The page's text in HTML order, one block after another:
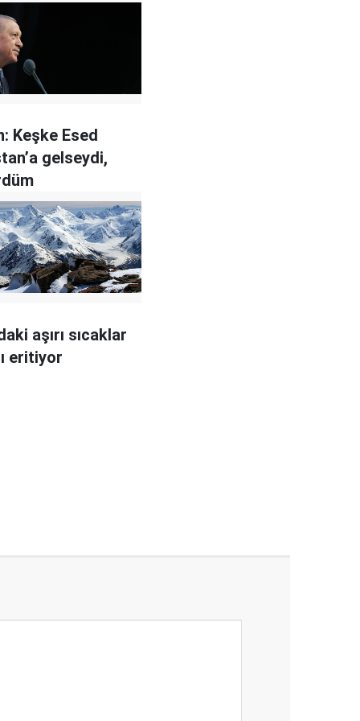
Keşke Esed
gelseydi,
aşırı sıcaklar
eritiyor